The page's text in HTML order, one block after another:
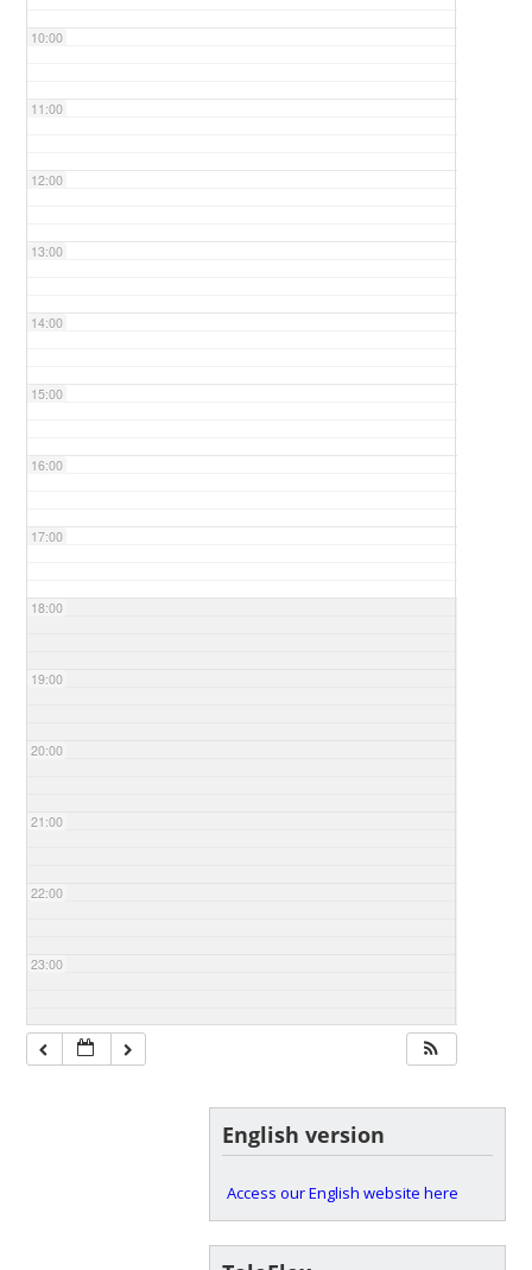
10:00
11:00
12:00
13:00
14:00
15:00
16:00
17:00
18:00
19:00
20:00
21:00
22:00
23:00
English version
Access our English website here